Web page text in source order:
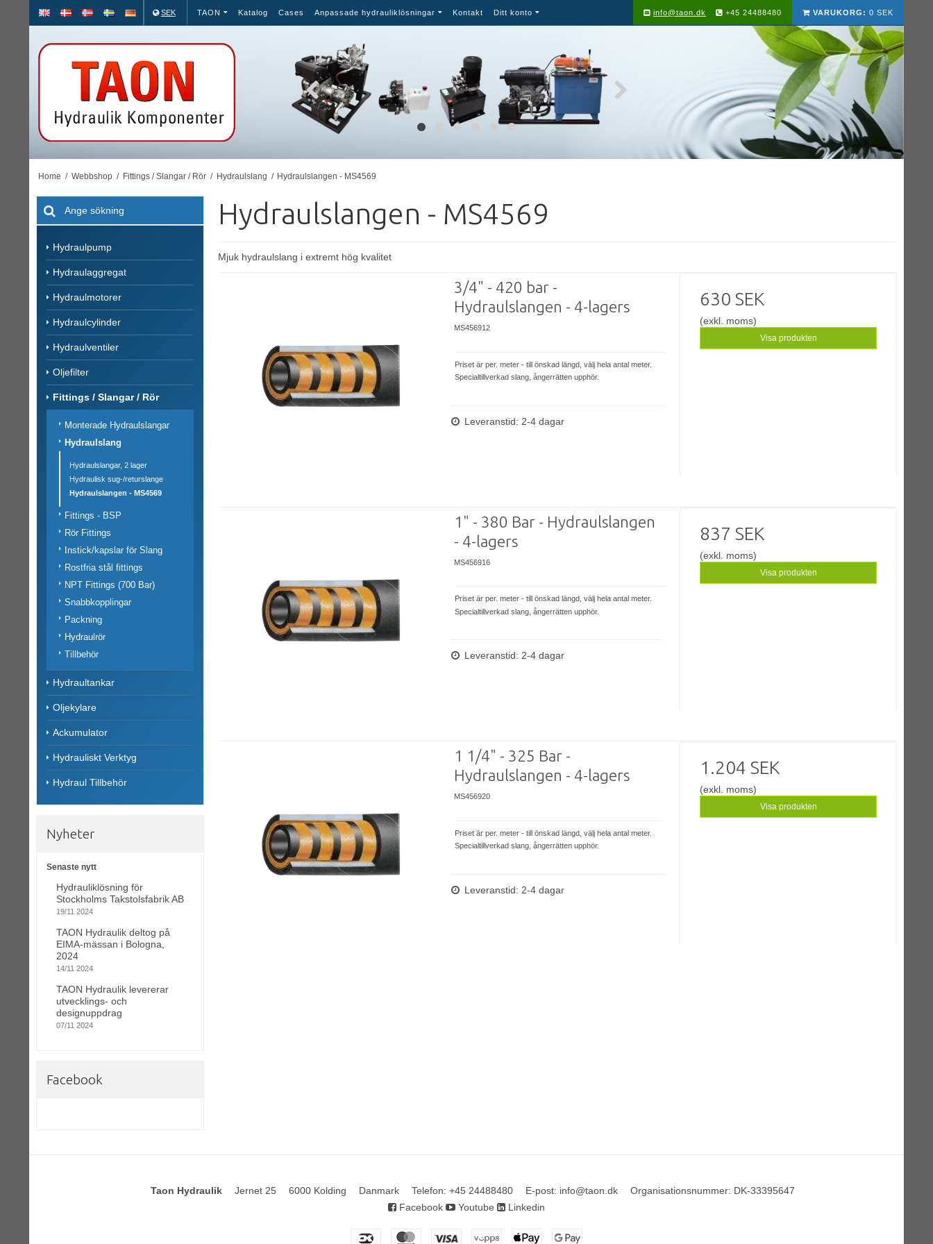
SEK TAON Katalog Cases Anpassade hydrauliklösningar Kontakt Ditt konto VARUKORG: 0 SEK
info@taon.dk +45 24488480
Home / Webbshop / Fittings / Slangar / Rör / Hydraulslang / Hydraulslangen - MS4569
Hydraulpump
Hydraulaggregat
Hydraulmotorer
Hydraulcylinder
Hydraulventiler
Oljefilter
Fittings / Slangar / Rör
Monterade Hydraulslangar
Hydraulslang
Hydraulslangar, 2 lager
Hydraulisk sug-/returslange
Hydraulslangen - MS4569
Fittings - BSP
Rör Fittings
Instick/kapslar för Slang
Rostfria stål fittings
NPT Fittings (700 Bar)
Snabbkopplingar
Packning
Hydraulrör
Tillbehör
Hydraultankar
Oljekylare
Ackumulator
Hydrauliskt Verktyg
Hydraul Tillbehör
Nyheter
Senaste nytt
Hydrauliklösning för
Stockholms Takstolsfabrik AB
19/11 2024
TAON Hydraulik deltog på
EIMA-mässan i Bologna,
2024
14/11 2024
TAON Hydraulik levererar
utvecklings- och
designuppdrag
07/11 2024
Facebook
Hydraulslangen - MS4569
Mjuk hydraulslang i extremt hög kvalitet
3/4" - 420 bar -
Hydraulslangen - 4-lagers
MS456912
Priset är per. meter - till önskad längd, välj hela antal meter.
Specialtillverkad slang, ångerrätten upphör.
Leveranstid: 2-4 dagar
630 SEK
(exkl. moms)
Visa produkten
1" - 380 Bar - Hydraulslangen
- 4-lagers
MS456916
Priset är per. meter - till önskad längd, välj hela antal meter.
Specialtillverkad slang, ångerrätten upphör.
Leveranstid: 2-4 dagar
837 SEK
(exkl. moms)
Visa produkten
1 1/4" - 325 Bar -
Hydraulslangen - 4-lagers
MS456920
Priset är per. meter - till önskad längd, välj hela antal meter.
Specialtillverkad slang, ångerrätten upphör.
Leveranstid: 2-4 dagar
1.204 SEK
(exkl. moms)
Visa produkten
Taon Hydraulik Jernet 25 6000 Kolding Danmark Telefon: +45 24488480 E-post: info@taon.dk Organisationsnummer: DK-33395647
Facebook
Youtube Linkedin